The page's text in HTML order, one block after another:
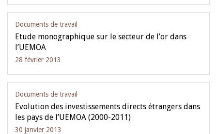
Documents de travail
Etude monographique sur le secteur de l’or dans
l’UEMOA
28 février 2013
Documents de travail
Evolution des investissements directs étrangers dans
les pays de l’UEMOA (2000-2011)
30 janvier 2013